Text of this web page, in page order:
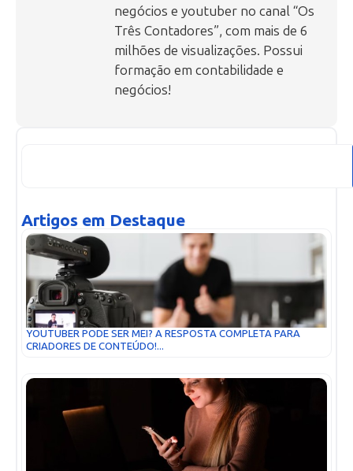
negócios e youtuber no canal “Os
Três Contadores”, com mais de 6
milhões de visualizações. Possui
formação em contabilidade e
negócios!
Artigos em Destaque
YOUTUBER PODE SER MEI? A RESPOSTA COMPLETA PARA
CRIADORES DE CONTEÚDO!...